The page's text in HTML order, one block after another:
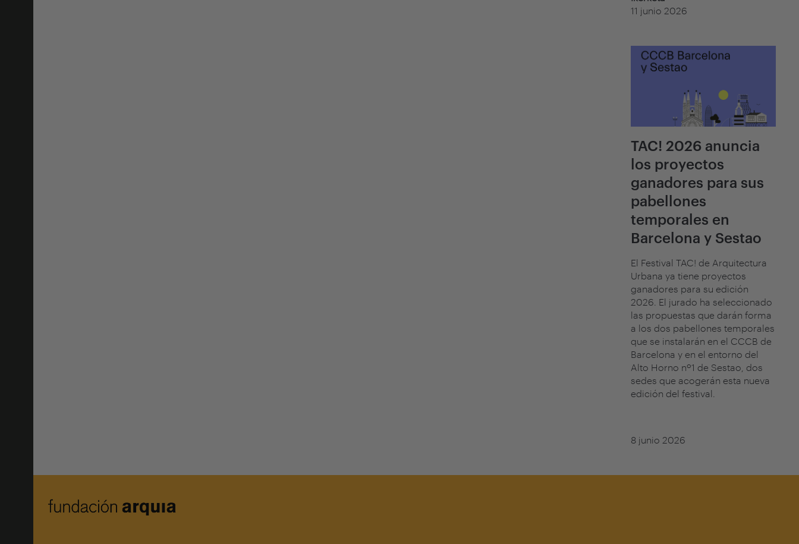
11 junio 2026
TAC! 2026 anuncia
los proyectos
ganadores para sus
pabellones
temporales en
Barcelona y Sestao
El Festival TAC! de Arquitectura
Urbana ya tiene proyectos
ganadores para su edición
2026. El jurado ha seleccionado
las propuestas que darán forma
a los dos pabellones temporales
que se instalarán en el CCCB de
Barcelona y en el entorno del
Alto Horno nº1 de Sestao, dos
sedes que acogerán esta nueva
edición del festival.
8 junio 2026